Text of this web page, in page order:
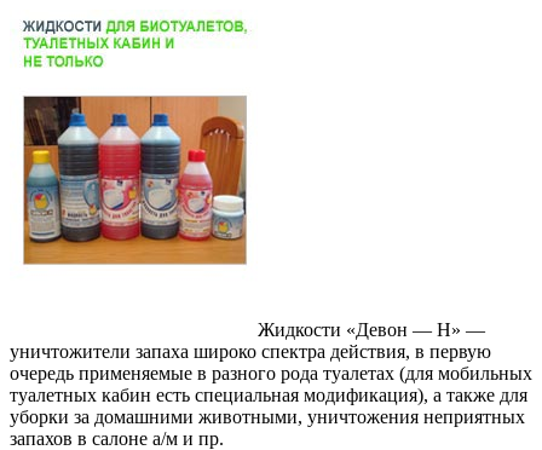
Жидкости «Девон — Н» —
уничтожители запаха широко спектра действия, в первую
очередь применяемые в разного рода туалетах (для мобильных
туалетных кабин есть специальная модификация), а также для
уборки за домашними животными, уничтожения неприятных
запахов в салоне а/м и пр.